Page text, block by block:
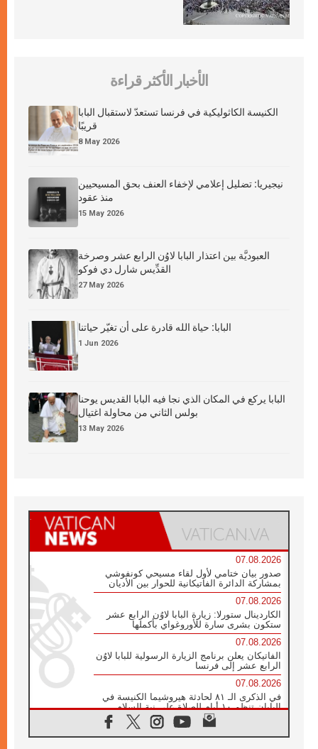
الأخبار الأكثر قراءة
الكنيسة الكاثوليكية في فرنسا تستعدّ لاستقبال البابا
قريبًا
8 May 2026
نيجيريا: تضليل إعلامي لإخفاء العنف بحق المسيحيين
منذ عقود
15 May 2026
العبوديَّة بين اعتذار البابا لاوُن الرابع عشر وصرخة
القدِّيس شارل دي فوكو
27 May 2026
البابا: حياة الله قادرة على أن تغيّر حياتنا
1 Jun 2026
البابا يركع في المكان الذي نجا فيه البابا القديس يوحنا
بولس الثاني من محاولة اغتيال
13 May 2026
07.08.2026
صدور بيان ختامي لأول لقاء مسيحي كونفوشي
بمشاركة الدائرة الفاتيكانية للحوار بين الأديان
07.08.2026
الكاردينال ستورلا: زيارة البابا لاوُن الرابع عشر
ستكون بشرى سارة للأوروغواي بأكملها
07.08.2026
الفاتيكان يعلن برنامج الزيارة الرسولية للبابا لاوُن
الرابع عشر إلى فرنسا
07.08.2026
في الذكرى الـ ٨١ لحادثة هيروشيما الكنيسة في
اليابان تنظم ١٠ أيام للصلاة على نية السلام
الكنيسة في الأوروغواي: زيارة البابا ستعزز